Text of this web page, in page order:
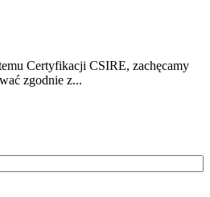
Certyfikacji CSIRE, zachęcamy
zgodnie z...